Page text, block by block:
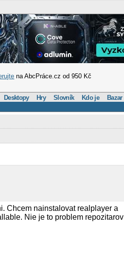
na AbcPráce.cz od 950 Kč
Desktopy Hry Slovník Kdo je Bazar
Chcem nainstalovat realplayer a
Nie je to problem repozitarov